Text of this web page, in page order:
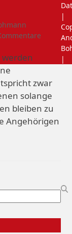
zwar
solange
bleiben zu
Angehörigen
|
|